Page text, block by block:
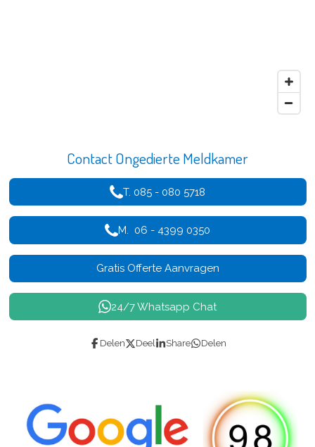
Contact Ongedierte Meldkamer
T. 085 - 080 5718
M. 06 - 4399 0350
Gratis Offerte Aanvragen
24/7 Whatsapp Chat
Delen Deel Share Delen